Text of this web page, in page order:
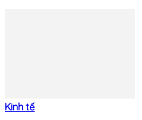
Kinh tế